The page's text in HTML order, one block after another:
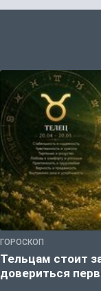
ГОРОСКОП
Тельцам стоит
довериться